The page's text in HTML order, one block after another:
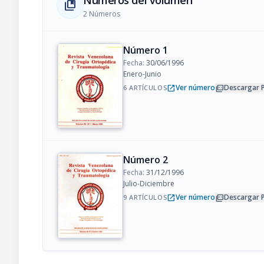
collections_bookmark
2 Números
Número 1
Fecha: 30/06/1996
Enero-Junio
6 ARTÍCULOSopen_in_newVer númeropicture_as_pdfDescargar
Número 2
Fecha: 31/12/1996
Julio-Diciembre
9 ARTÍCULOSopen_in_newVer númeropicture_as_pdfDescargar